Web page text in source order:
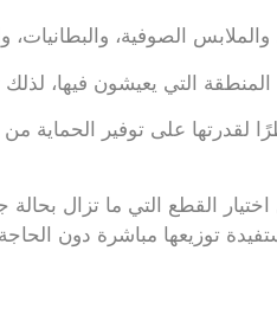
الصوفية، والبطانيات،
التي يعيشون فيها،
لقدرتها على توفير الحماية
القطع التي ما تزال
توزيعها مباشرة دون